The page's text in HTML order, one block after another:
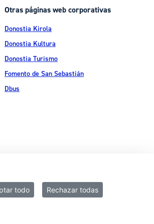
Otras páginas web corporativas
Donostia Kirola
Donostia Kultura
Donostia Turismo
Fomento de San Sebastián
Dbus
de cookies Declaración de accesibilidad
todo Rechazar todas